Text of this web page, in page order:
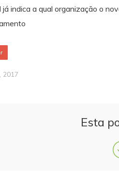
já indica a qual organização o
2017
Esta